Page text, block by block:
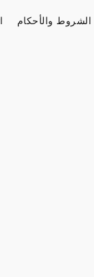
الشروط والأحكام